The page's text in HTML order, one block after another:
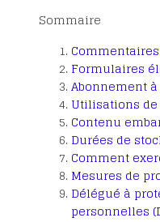
Sommaire
Commentaires
Formulaires
Abonnement
Utilisations de
Contenu
Durées de
Comment
Mesures de
Délégué à
personnelles